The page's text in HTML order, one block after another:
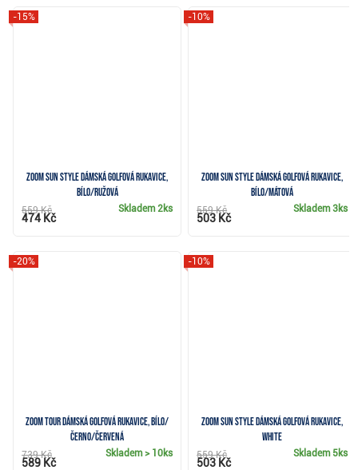
Zoom Sun Style dámská golfová rukavice,
bílo/ružová
-15%
Skladem 2ks
559 Kč
474 Kč
Zoom Sun Style dámská golfová rukavice,
bílo/mátová
-10%
Skladem3ks
559 Kč
503 Kč
Zoom Tour dámská golfová rukavice, bílo/
černo/červená
-20%
Skladem> 10ks
739 Kč
589 Kč
Zoom Sun Style dámská golfová rukavice,
white
-10%
Skladem 5ks
559 Kč
503 Kč